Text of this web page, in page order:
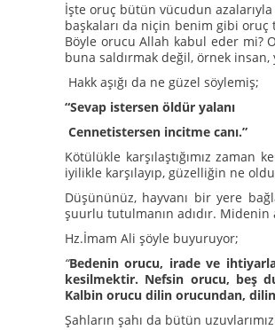
İşte oruç bütün vücudun
başkaları da niçin benim gibi oruç
Böyle orucu Allah kabul eder mi?
buna saldırmak değil, örnek
Hakk aşığı da ne güzel söylemiş;
“Sevap istersen öldür yalanı
Cennetistersen incitme canı.”
Kötülükle karşılaştığımız
iyilikle karşılayıp, güzelliğin ne
Düşününüz, hayvanı bir yere
şuurlu tutulmanın adıdır. Midenin
Hz.İmam Ali şöyle buyuruyor;
“Bedenin orucu, irade ve
kesilmektir. Nefsin orucu, beş
Kalbin orucu dilin orucundan,
Şahların şahı da bütün